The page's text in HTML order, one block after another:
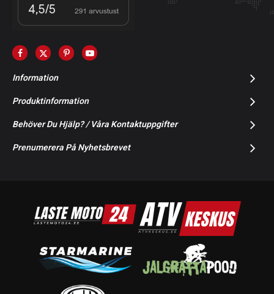
Information
Produktinformation
Behöver Du Hjälp? / Våra Kontaktuppgifter
Prenumerera På Nyhetsbrevet